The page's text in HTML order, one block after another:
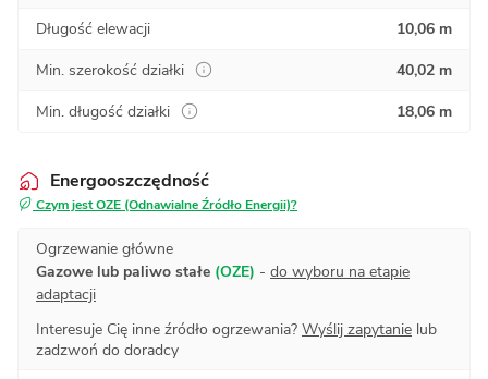
Długość elewacji
10,06 m
Min. szerokość działki
40,02 m
Min. długość działki
18,06 m
Energooszczędność
Czym jest OZE (Odnawialne Źródło Energii)?
Ogrzewanie główne
Gazowe lub paliwo stałe (OZE) - do wyboru na etapie
adaptacji
Interesuje Cię inne źródło ogrzewania? Wyślij zapytanie lub
zadzwoń do doradcy